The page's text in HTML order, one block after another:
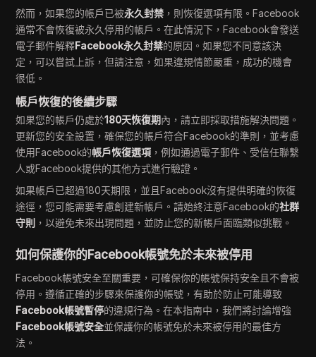
然而，如果您的帳戶已被永久封禁 ，則恢復選項有限。Facebook
通常不會恢復被永久停用的帳戶。在此情況下，Facebook會發送
電子郵件解釋Facebook永久封禁的原因。如果您不同意該決
定，可以嘗試上訴，但請注意，如果違規情節嚴重，成功的機會
很低。
帳戶恢復的後續步驟
如果您的帳戶仍處於180天恢復期內，請立即採取措施解決問題。
更新您的安全設置，確保您的帳戶符合Facebook的準則，並考慮
使用Facebook的帳戶恢復選項 ，例如通過電子郵件、受信任聯繫
人或Facebook提供的其他方式進行驗證。
如果帳戶已超過180天期限，並且Facebook沒有提供明確的恢復
途徑，您可能需要考慮創建新帳戶。請始終注意Facebook的社群
守則 ，以避免未來出現問題，並防止您的新帳戶面臨類似挑戰。
如何保護你的Facebook帳號免於未來被停用
Facebook帳號安全至關重要，可確保你的帳號保持安全且不會被
停用。遵循正確的步驟來保護你的帳號，有助於防止可能導致
Facebook帳號暫停的違規行為。在本指南中，我們將討論增強
Facebook帳號安全並保護你的帳號免於未來被停用的最佳方
法。